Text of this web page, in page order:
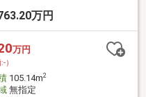
万円
万円
）
105.14m2
無指定